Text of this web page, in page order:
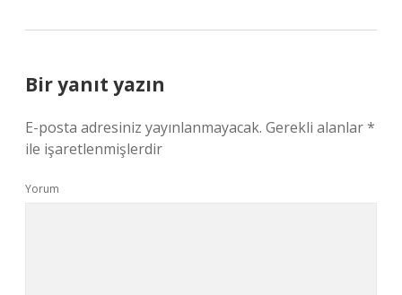
Bir yanıt yazın
E-posta adresiniz yayınlanmayacak. Gerekli alanlar*
ile işaretlenmişlerdir
Yorum